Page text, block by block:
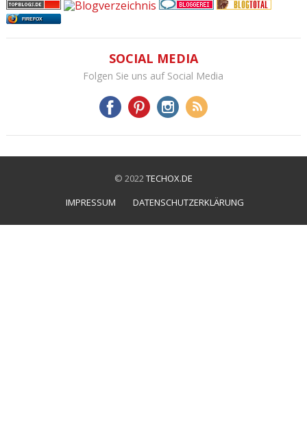
FIREFOX
SOCIAL MEDIA
Folgen Sie uns auf Social Media
© 2022TECHOX.DE
IMPRESSUM
DATENSCHUTZERKLÄRUNG